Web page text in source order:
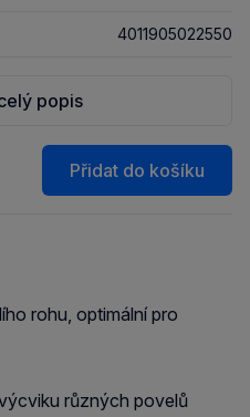
4011905022550
popis
Přidat do košíku
rohu, optimální pro
různých povelů